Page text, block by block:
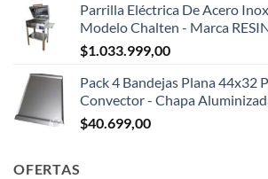
Parrilla Eléctrica De Acero
Modelo Chalten - Marca
$1.033.999,00
Pack 4 Bandejas Plana 44x32
Convector - Chapa
$40.699,00
OFERTAS